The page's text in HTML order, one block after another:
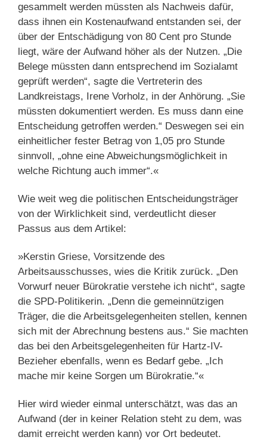
gesammelt werden müssten als Nachweis dafür,
dass ihnen ein Kostenaufwand entstanden sei, der
über der Entschädigung von 80 Cent pro Stunde
liegt, wäre der Aufwand höher als der Nutzen. „Die
Belege müssten dann entsprechend im Sozialamt
geprüft werden“, sagte die Vertreterin des
Landkreistags, Irene Vorholz, in der Anhörung. „Sie
müssten dokumentiert werden. Es muss dann eine
Entscheidung getroffen werden.“ Deswegen sei ein
einheitlicher fester Betrag von 1,05 pro Stunde
sinnvoll, „ohne eine Abweichungsmöglichkeit in
welche Richtung auch immer“.«
Wie weit weg die politischen Entscheidungsträger
von der Wirklichkeit sind, verdeutlicht dieser
Passus aus dem Artikel:
»Kerstin Griese, Vorsitzende des
Arbeitsausschusses, wies die Kritik zurück. „Den
Vorwurf neuer Bürokratie verstehe ich nicht“, sagte
die SPD-Politikerin. „Denn die gemeinnützigen
Träger, die die Arbeitsgelegenheiten stellen, kennen
sich mit der Abrechnung bestens aus.“ Sie machten
das bei den Arbeitsgelegenheiten für Hartz-IV-
Bezieher ebenfalls, wenn es Bedarf gebe. „Ich
mache mir keine Sorgen um Bürokratie.“«
Hier wird wieder einmal unterschätzt, was das an
Aufwand (der in keiner Relation steht zu dem, was
damit erreicht werden kann) vor Ort bedeutet.